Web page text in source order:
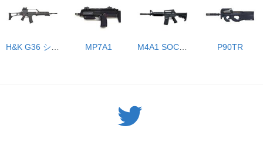
H&K G36 シミュレーター MP7A1 M4A1 SOCOMカービン 次世代 P90TR